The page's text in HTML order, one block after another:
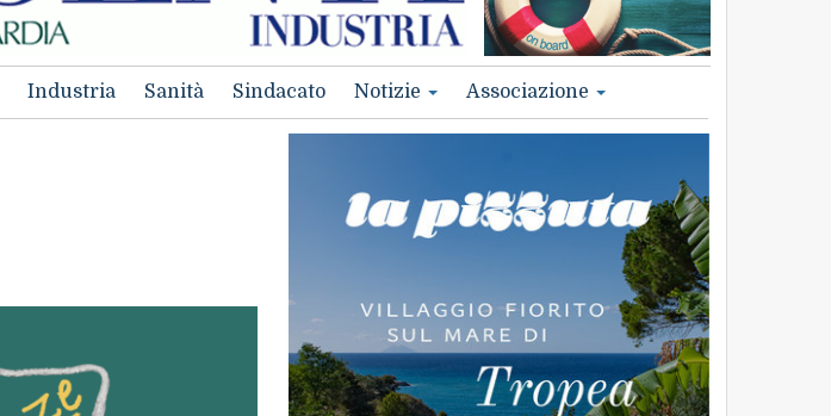
Industria Sanità Sindacato Notizie Associazione